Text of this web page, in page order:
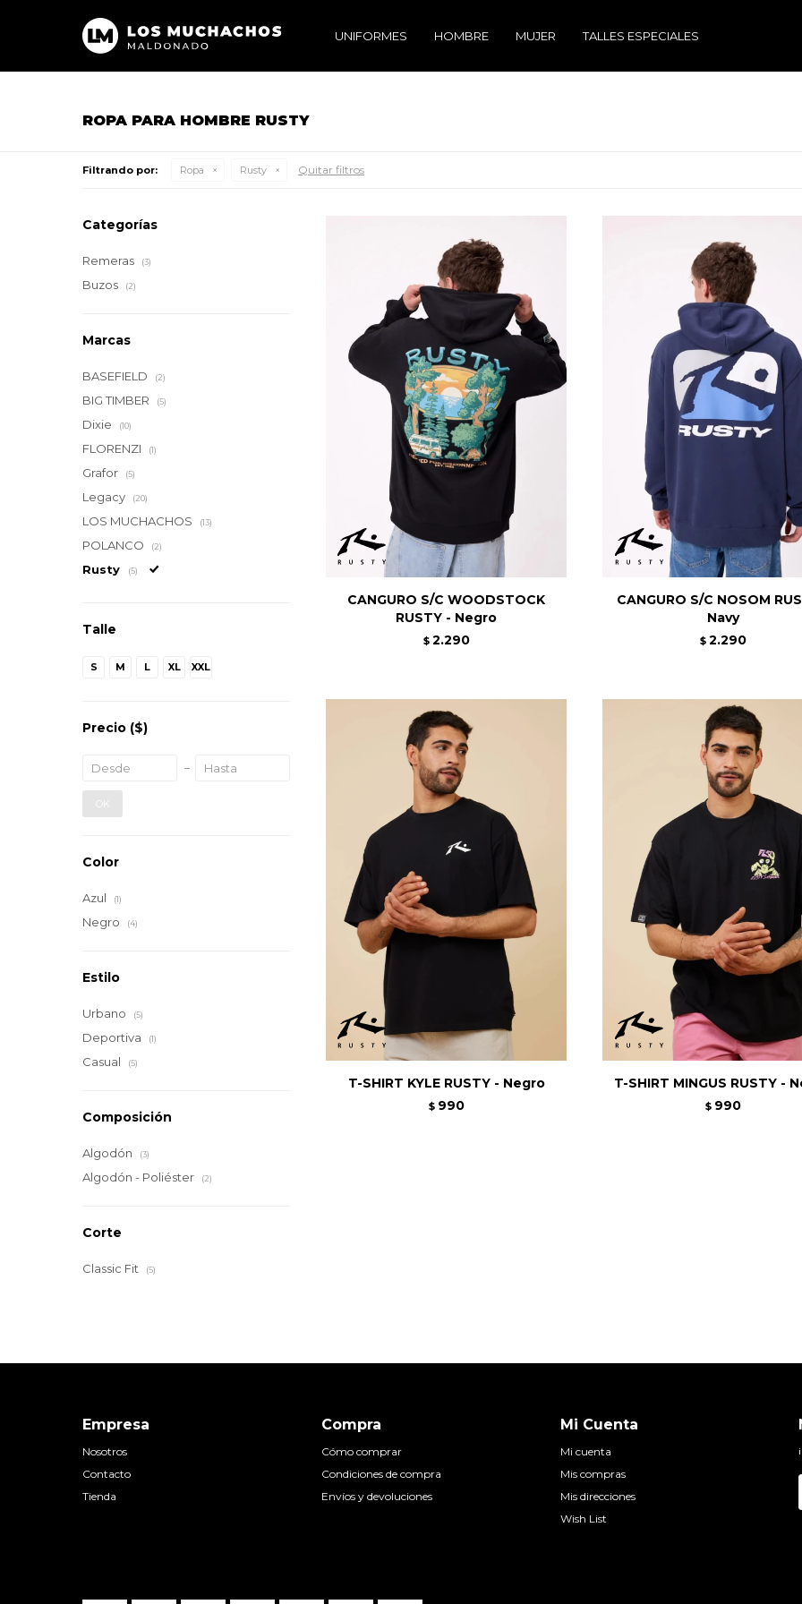
UNIFORMES HOMBRE MUJER TALLES ESPECIALES
ROPA PARA HOMBRE RUSTY
Filtrando por: Ropa Rusty Quitar filtros
CANGURO S/C WOODSTOCK
RUSTY - Negro
$ 2.290
CANGURO S/C NOSOM
Navy
$ 2.290
T-SHIRT KYLE RUSTY - Negro
$ 990
T-SHIRT MINGUS RUSTY -
$ 990
Categorías
Remeras (3)
Buzos (2)
Marcas
BASEFIELD (2)
BIG TIMBER (5)
Dixie (10)
FLORENZI (1)
Grafor (5)
Legacy (20)
LOS MUCHACHOS (13)
POLANCO (2)
Rusty (5)
Talle
S M L XL XXL
Precio ($)
OK
Color
Azul (1)
Negro (4)
Estilo
Urbano (5)
Deportiva (1)
Casual (5)
Composición
Algodón (3)
Algodón - Poliéster (2)
Corte
Classic Fit (5)
Empresa
Nosotros
Contacto
Tienda
Compra
Cómo comprar
Condiciones de compra
Envíos y devoluciones
Mi Cuenta
Mi cuenta
Mis compras
Mis direcciones
Wish List